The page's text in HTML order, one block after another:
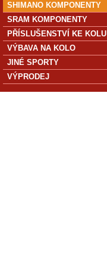
SHIMANO KOMPONENTY
SRAM KOMPONENTY
PŘÍSLUŠENSTVÍ KE KOLU
VÝBAVA NA KOLO
JINÉ SPORTY
VÝPRODEJ